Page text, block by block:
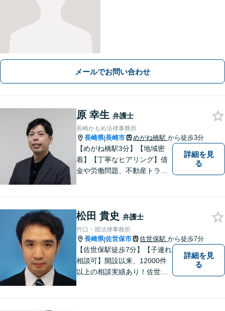
メールでお問い合わせ
原 幸生 弁護士
長崎かもめ法律事務所
長崎県|長崎市 めがね橋駅 から徒歩3分
【めがね橋駅3分】【地域密
着】【丁寧なヒアリング】借
金や労働問題、不動産トラブ
ちと希望をしっかりと受け止
めます。どうぞお気軽にお話
しください。【電話・メー
ル・WEB相談可】
詳細を見
る
松田 貴史 弁護士
竹口・堀法律事務所
長崎県|佐世保市 佐世保駅 から徒歩7分
【佐世保駅徒歩7分】【子連れ
相談可】開設以来、12000件
以上の相談実績あり！佐世保
詳細を見
る